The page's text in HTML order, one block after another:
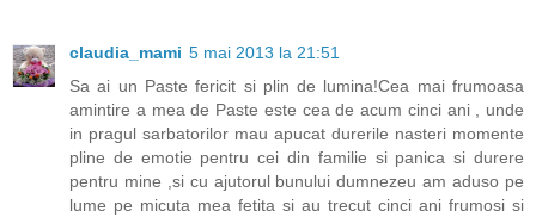
claudia_mami 5 mai 2013 la 21:51
Sa ai un Paste fericit si plin de lumina!Cea mai frumoasa
amintire a mea de Paste este cea de acum cinci ani , unde
in pragul sarbatorilor mau apucat durerile nasteri momente
pline de emotie pentru cei din familie si panica si durere
pentru mine ,si cu ajutorul bunului dumnezeu am aduso pe
lume pe micuta mea fetita si au trecut cinci ani frumosi si